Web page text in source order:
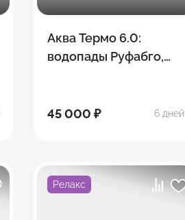
Аква Термо 6.0:
водопады Руфабго,
термальные
45 000 ₽ 6 дней
Релакс